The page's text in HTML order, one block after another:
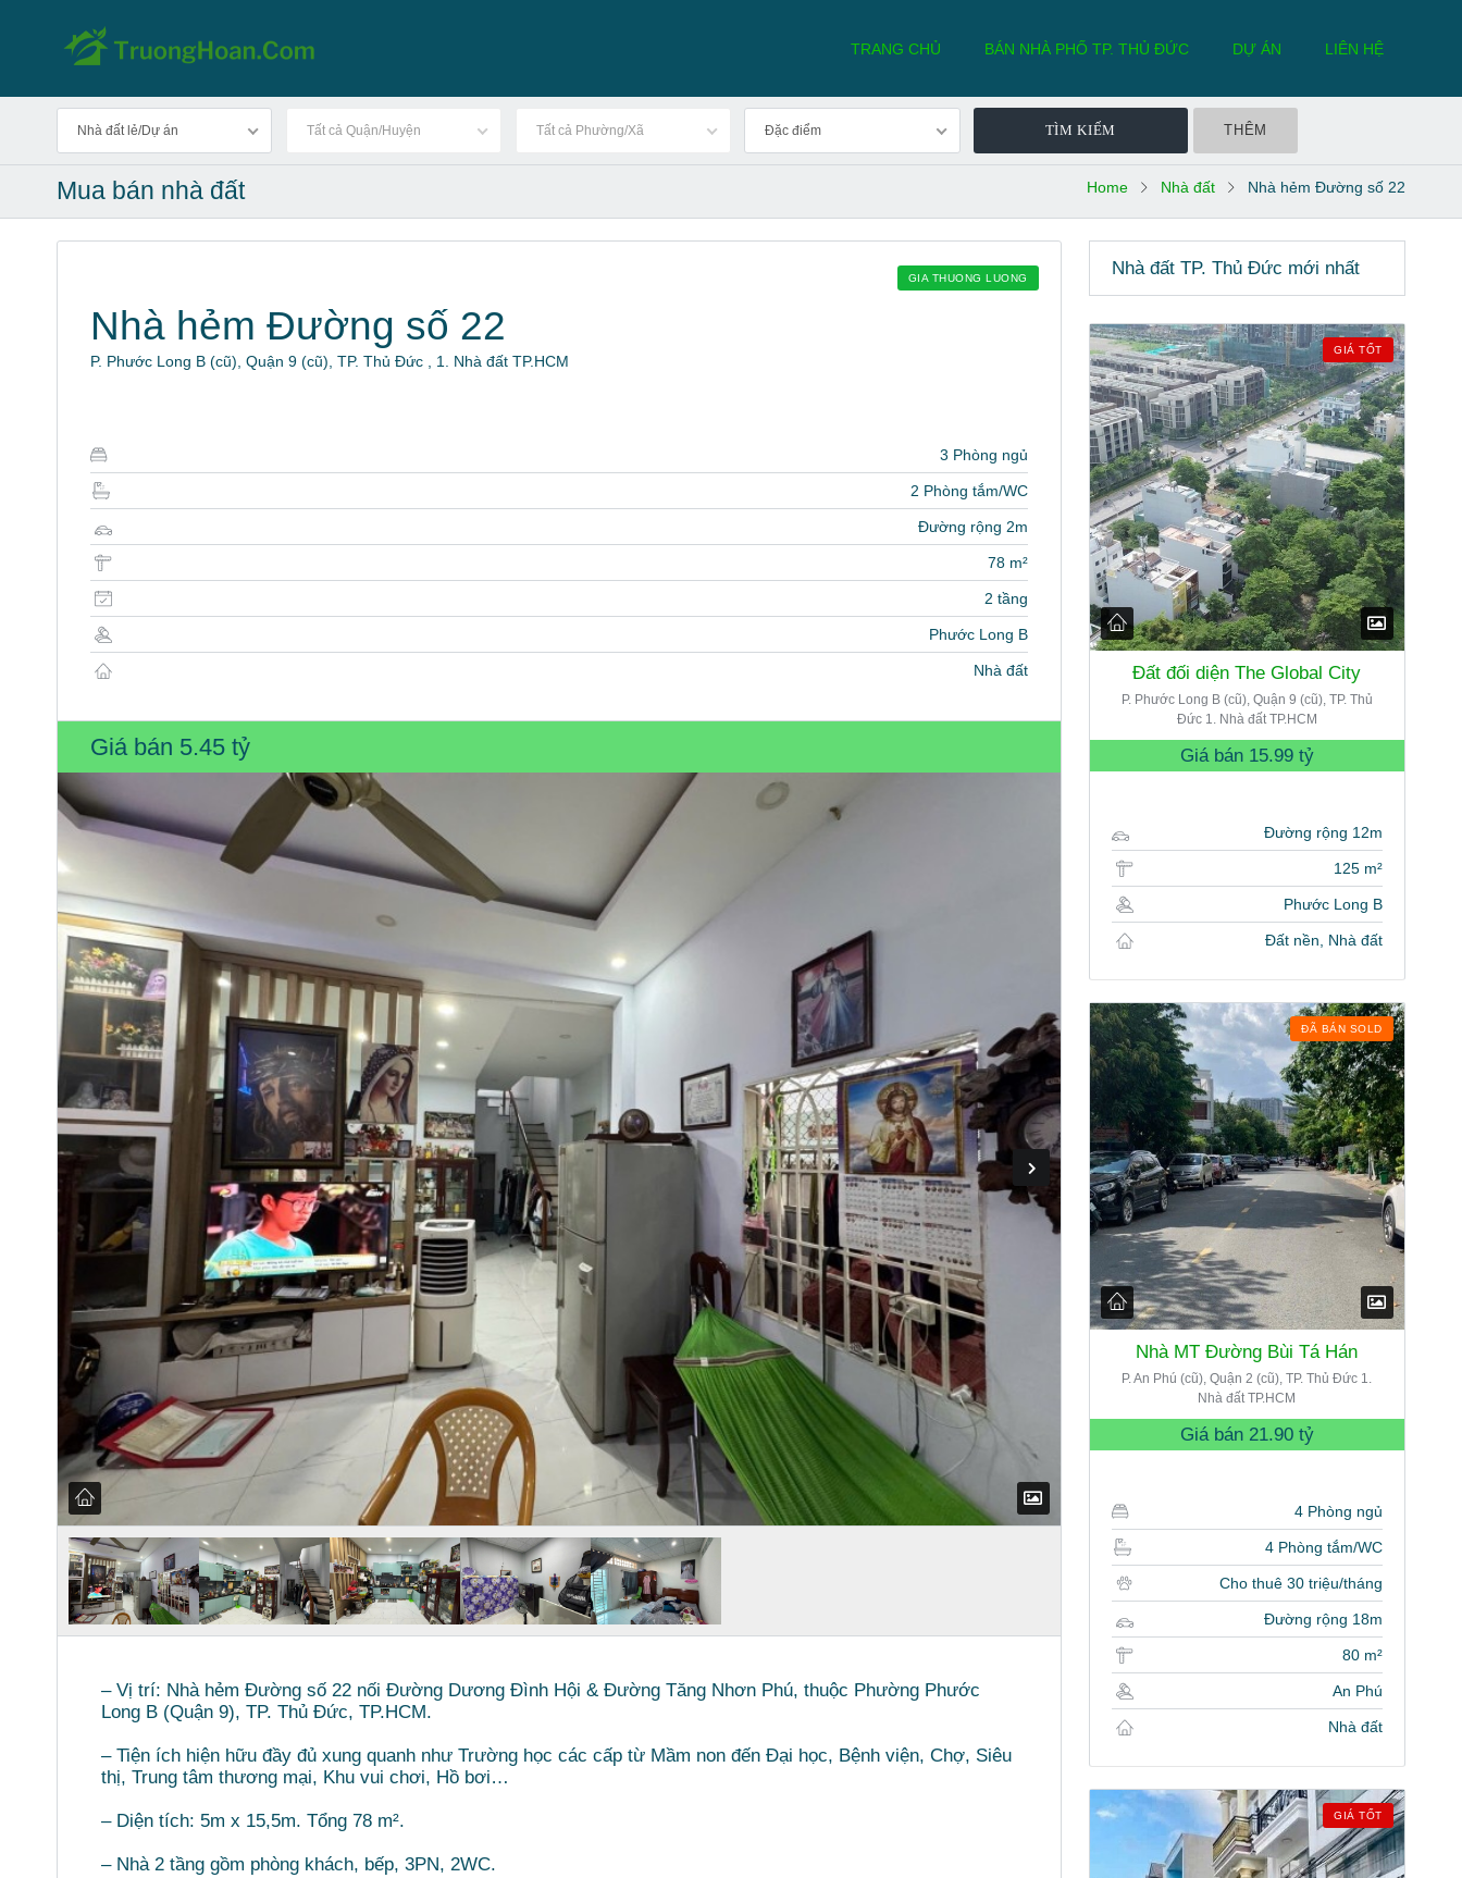
TRANG CHỦ BÁN NHÀ PHỐ TP. THỦ ĐỨC DỰ ÁN LIÊN HỆ
Nhà đất lẻ/Dự án Tất cả Quận/Huyện Tất cả Phường/Xã Đặc điểm THÊM
Mua bán nhà đất Home Nhà đất Nhà hẻm Đường số 22
GIA THUONG LUONG
Nhà hẻm Đường số 22
P. Phước Long B (cũ), Quận 9 (cũ), TP. Thủ Đức , 1. Nhà đất TP.HCM
3 Phòng ngủ
2 Phòng tắm/WC
Đường rộng 2m
78 m²
2 tầng
Phước Long B
Nhà đất
Giá bán 5.45 tỷ
– Vị trí: Nhà hẻm Đường số 22 nối Đường Dương Đình Hội & Đường Tăng Nhơn Phú, thuộc Phường Phước
Long B (Quận 9), TP. Thủ Đức, TP.HCM.
– Tiện ích hiện hữu đầy đủ xung quanh như Trường học các cấp từ Mầm non đến Đại học, Bệnh viện, Chợ, Siêu
thị, Trung tâm thương mại, Khu vui chơi, Hồ bơi…
– Diện tích: 5m x 15,5m. Tổng 78 m².
– Nhà 2 tầng gồm phòng khách, bếp, 3PN, 2WC.
Nhà đất TP. Thủ Đức mới nhất
GIÁ TỐT
Đất đối diện The Global City
P. Phước Long B (cũ), Quận 9 (cũ), TP. Thủ
Đức 1. Nhà đất TP.HCM
Giá bán 15.99 tỷ
Đường rộng 12m
125 m²
Phước Long B
Đất nền, Nhà đất
ĐÃ BÁN SOLD
Nhà MT Đường Bùi Tá Hán
P. An Phú (cũ), Quận 2 (cũ), TP. Thủ Đức 1.
Nhà đất TP.HCM
Giá bán 21.90 tỷ
4 Phòng ngủ
4 Phòng tắm/WC
Cho thuê 30 triệu/tháng
Đường rộng 18m
80 m²
An Phú
Nhà đất
GIÁ TỐT